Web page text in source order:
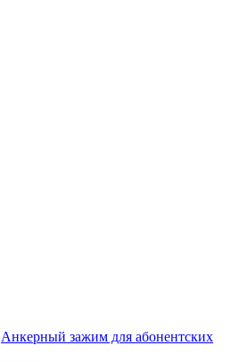
Анкерный зажим для абонентских